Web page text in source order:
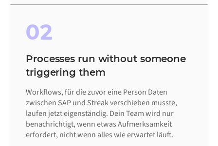
02
Processes run without someone
triggering them
Workflows, für die zuvor eine Person Daten
zwischen SAP und Streak verschieben musste,
laufen jetzt eigenständig. Dein Team wird nur
benachrichtigt, wenn etwas Aufmerksamkeit
erfordert, nicht wenn alles wie erwartet läuft.